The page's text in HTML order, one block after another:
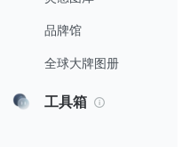
品牌馆
全球大牌图册
工具箱